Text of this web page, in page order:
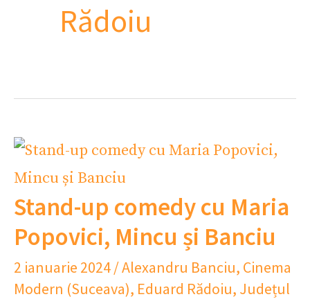
Rădoiu
Stand-up comedy cu Maria
Popovici, Mincu și Banciu
2 ianuarie 2024/Alexandru Banciu, Cinema
Modern (Suceava), Eduard Rădoiu, Județul